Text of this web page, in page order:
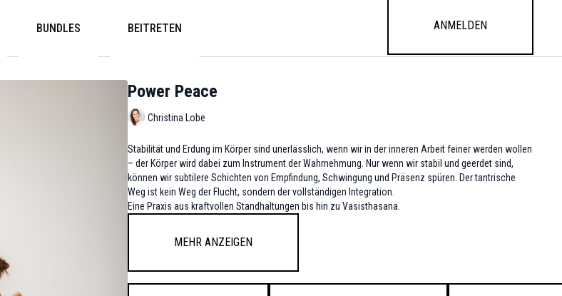
BUNDLES BEITRETEN Anmelden
Power Peace
Christina Lobe
Stabilität und Erdung im Körper sind unerlässlich, wenn wir in der inneren Arbeit feiner werden wollen
– der Körper wird dabei zum Instrument der Wahrnehmung. Nur wenn wir stabil und geerdet sind,
können wir subtilere Schichten von Empfindung, Schwingung und Präsenz spüren. Der tantrische
Weg ist kein Weg der Flucht, sondern der vollständigen Integration.
Eine Praxis aus kraftvollen Standhaltungen bis hin zu Vasisthasana.
Mehr anzeigen